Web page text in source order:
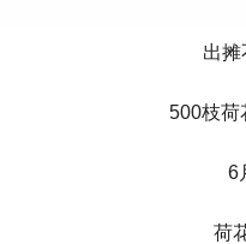
出摊
500枝荷
6
荷